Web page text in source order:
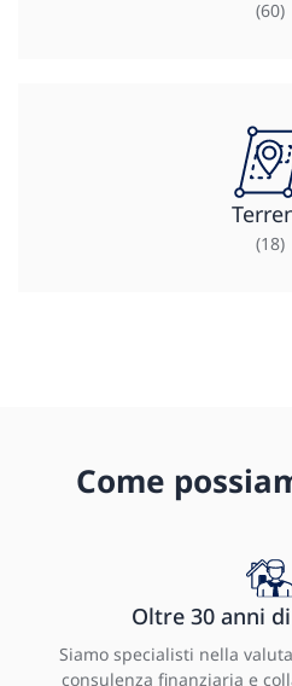
(60)
(18)
Come
Oltre 30 anni
Siamo specialisti nella
consulenza finanziaria e